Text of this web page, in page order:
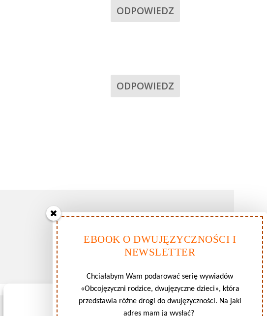
Zarządzaj zgodami plików cookie
ODPOWIEDZ
ODPOWIEDZ
EBOOK O DWUJĘZYCZNOŚCI I
NEWSLETTER
Chciałabym Wam podarować serię wywiadów
«Obcojęzyczni rodzice, dwujęzyczne dzieci», która
przedstawia różne drogi do dwujęzyczności. Na jaki
adres mam ją wysłać?